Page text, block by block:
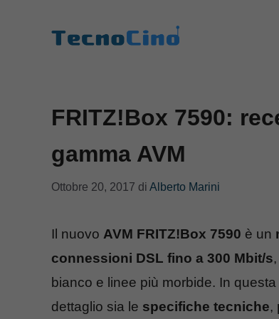
FRITZ!Box 7590:
gamma AVM
Ottobre 20, 2017 di Alberto Marini
Il nuovo AVM FRITZ!Box 7590 è un
connessioni DSL fino a 300 Mbit/s
bianco e linee più morbide. In questa
dettaglio sia le specifiche tecniche,